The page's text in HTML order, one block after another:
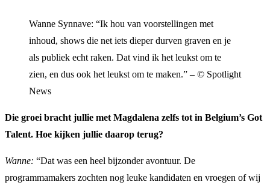
Wanne Synnave: “Ik hou van voorstellingen met
inhoud, shows die net iets dieper durven graven en je
als publiek echt raken. Dat vind ik het leukst om te
zien, en dus ook het leukst om te maken.” – © Spotlight
News
Die groei bracht jullie met Magdalena zelfs tot in Belgium’s Got
Talent. Hoe kijken jullie daarop terug?
Wanne: “Dat was een heel bijzonder avontuur. De
programmamakers zochten nog leuke kandidaten en vroegen of wij